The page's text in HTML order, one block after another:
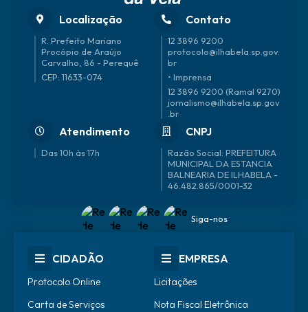
Localização
R. Prefeito Mariano
Procópio de Araújo
Carvalho, 86 - Perequê
CEP: 11633-074
Contato
12 3896 9200
protocolo@ilhabela.sp.gov.
br
• Imprensa
12 3896 9200 (Ramal 9270)
jornalismo@ilhabela.sp.gov
.br
Atendimento
Das 10h às 17h
CNPJ
46.482.865/0001-32
Siga-nos
CIDADÃO
Protocolo Online
Carta de Serviços
EMPRESA
Licitações
Nota Fiscal Eletrônica